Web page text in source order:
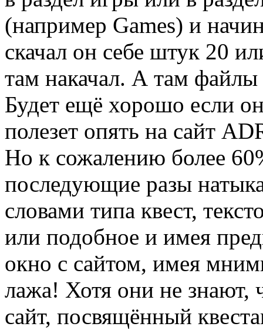
(например Games) и
скачал он себе штук 20
там накачал. А там файлы
Будет ещё хорошо если
полезет опять на сайт
Но к сожалению более
последующие разы
словами типа квест,
или подобное и имея
окно с сайтом, имея
лажа! Хотя они не знают,
сайт, посвящённый